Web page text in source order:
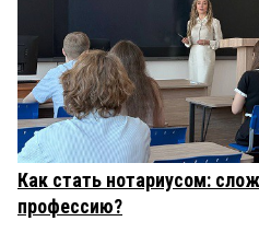
Как стать нотариусом:
профессию?